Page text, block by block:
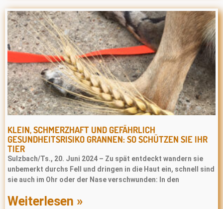
KLEIN, SCHMERZHAFT UND GEFÄHRLICH
GESUNDHEITSRISIKO GRANNEN: SO SCHÜTZEN SIE IHR
TIER
Sulzbach/Ts., 20. Juni 2024 – Zu spät entdeckt wandern sie
unbemerkt durchs Fell und dringen in die Haut ein, schnell sind
sie auch im Ohr oder der Nase verschwunden: In den
Weiterlesen »